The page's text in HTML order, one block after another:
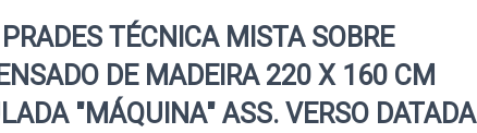
TÉCNICA MISTA SOBRE
DE MADEIRA 220 X 160 CM
"MÁQUINA" ASS. VERSO DATADA